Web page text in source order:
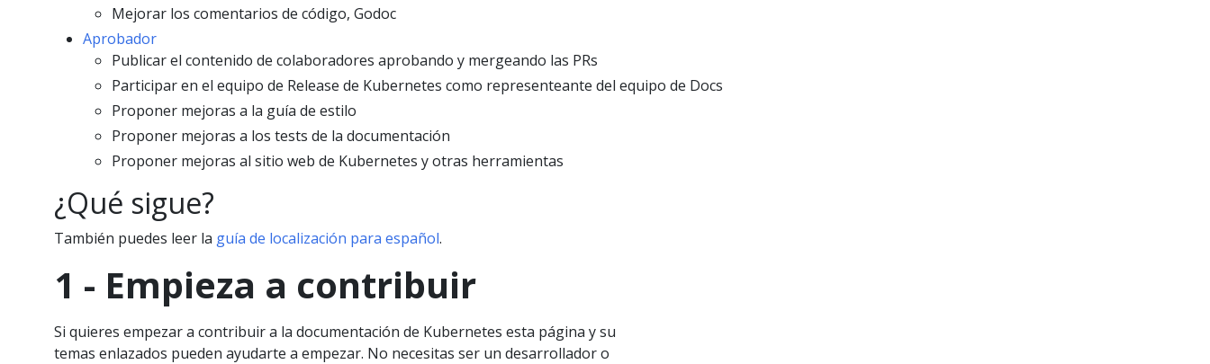
Mejorar los comentarios de código, Godoc
Aprobador
Publicar el contenido de colaboradores aprobando y mergeando las PRs
Participar en el equipo de Release de Kubernetes como representeante del equipo de Docs
Proponer mejoras a la guía de estilo
Proponer mejoras a los tests de la documentación
Proponer mejoras al sitio web de Kubernetes y otras herramientas
¿Qué sigue?
También puedes leer la guía de localización para español.
1 - Empieza a contribuir
Si quieres empezar a contribuir a la documentación de Kubernetes esta página y su
temas enlazados pueden ayudarte a empezar. No necesitas ser un desarrollador o